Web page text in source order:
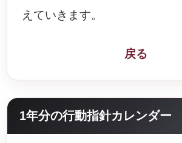
えていきます。
戻る
1年分の行動指針カレンダー